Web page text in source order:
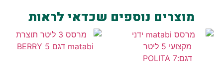
מוצרים נוספים שכדאי לראות